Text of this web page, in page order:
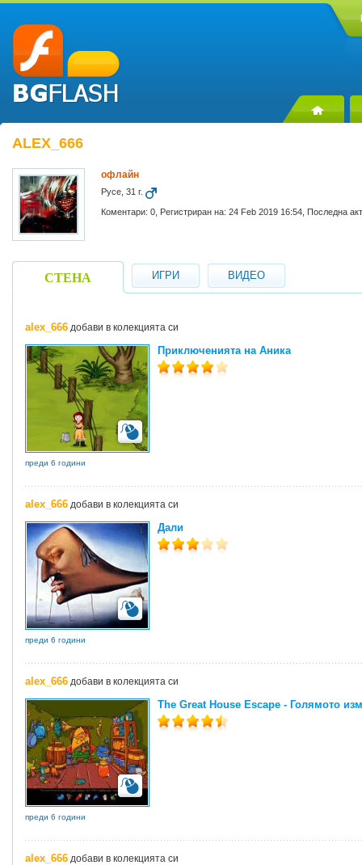
ALEX_666
офлайн
Русе, 31 г.
Коментари: 0, Регистриран на: 24 Feb 2019 16:54, Последна
СТЕНА ИГРИ ВИДЕО
alex_666 добави в колекцията си
Приключенията на Аника
преди 6 години
alex_666 добави в колекцията си
Дали
преди 6 години
alex_666 добави в колекцията си
The Great House Escape - Голямото
преди 6 години
alex_666 добави в колекцията си